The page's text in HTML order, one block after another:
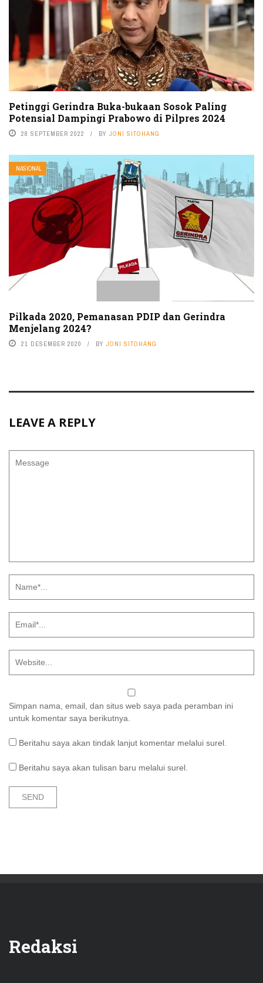
Petinggi Gerindra Buka-bukaan Sosok Paling
Potensial Dampingi Prabowo di Pilpres 2024
28 SEPTEMBER 2022 BY JONI SITOHANG
NASIONAL
Pilkada 2020, Pemanasan PDIP dan Gerindra
Menjelang 2024?
21 DESEMBER 2020 BY JONI SITOHANG
LEAVE A REPLY
Simpan nama, email, dan situs web saya pada peramban ini
untuk komentar saya berikutnya.
Beritahu saya akan tindak lanjut komentar melalui surel.
Beritahu saya akan tulisan baru melalui surel.
Redaksi